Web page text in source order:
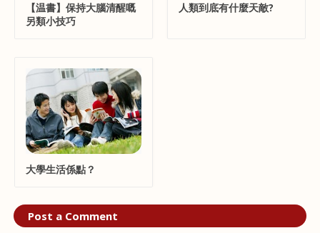
【温書】保持大腦清醒嘅
另類小技巧
人類到底有什麼天敵?
大學生活係點？
Post a Comment